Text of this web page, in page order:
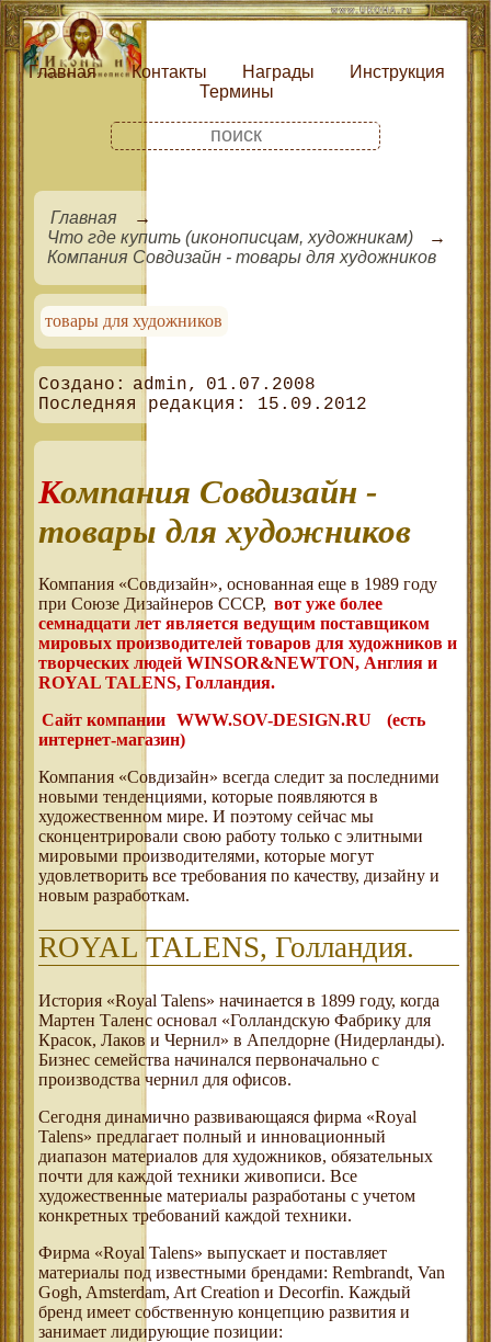
Главная Контакты Награды
Инструкция
Термины
Главная
Что где купить (иконописцам, художникам)
Компания Совдизайн - товары для художников
товары для художников
admin
01.07.2008
15.09.2012
Компания Совдизайн -
товары для художников
Компания «Совдизайн», основанная еще в 1989 году
при Союзе Дизайнеров СССР, вот уже более
семнадцати лет является ведущим поставщиком
мировых производителей товаров для художников и
творческих людей WINSOR&NEWTON, Англия и
ROYAL TALENS, Голландия.
Сайт компании WWW.SOV-DESIGN.RU
(есть
интернет-магазин)
Компания «Совдизайн» всегда следит за последними
новыми тенденциями, которые появляются в
художественном мире. И поэтому сейчас мы
сконцентрировали свою работу только с элитными
мировыми производителями, которые могут
удовлетворить все требования по качеству, дизайну и
новым разработкам.
ROYAL TALENS, Голландия.
История «Royal Talens» начинается в 1899 году, когда
Мартен Таленс основал «Голландскую Фабрику для
Красок, Лаков и Чернил» в Апелдорне (Нидерланды).
Бизнес семейства начинался первоначально с
производства чернил для офисов.
Сегодня динамично развивающаяся фирма «Royal
Talens» предлагает полный и инновационный
диапазон материалов для художников, обязательных
почти для каждой техники живописи. Все
художественные материалы разработаны с учетом
конкретных требований каждой техники.
Фирма «Royal Talens» выпускает и поставляет
материалы под известными брендами: Rembrandt, Van
Gogh, Amsterdam, Art Creation и Decorfin. Каждый
бренд имеет собственную концепцию развития и
занимает лидирующие позиции: